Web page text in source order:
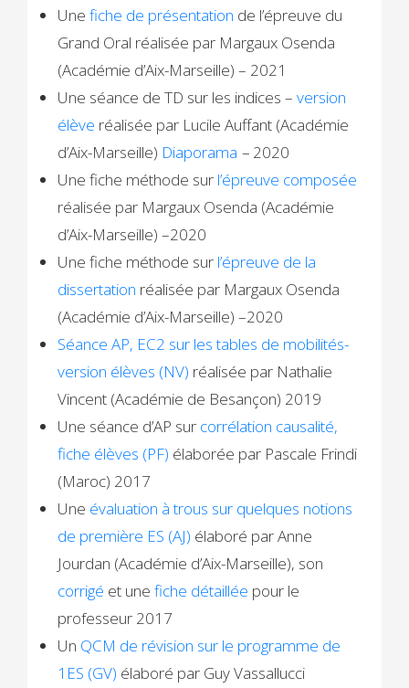
Unefiche de présentation de l’épreuve du
Grand Oral réalisée par Margaux Osenda
(Académie d’Aix-Marseille) – 2021
Une séance de TD sur les indices –version
élève réalisée par Lucile Auffant (Académie
d’Aix-Marseille) Diaporama – 2020
Une fiche méthode sur l’épreuve composée
réalisée par Margaux Osenda (Académie
d’Aix-Marseille) –2020
Une fiche méthode sur l’épreuve de la
dissertation réalisée par Margaux Osenda
(Académie d’Aix-Marseille) –2020
Séance AP, EC2 sur les tables de mobilités-
version élèves (NV) réalisée par Nathalie
Vincent (Académie de Besançon) 2019
Une séance d’AP sur corrélation causalité,
fiche élèves (PF) élaborée par Pascale Frindi
(Maroc) 2017
Une évaluation à trous sur quelques notions
de première ES (AJ) élaboré par Anne
Jourdan (Académie d’Aix-Marseille), son
corrigé et unefiche détaillée pour le
professeur 2017
Un QCM de révision sur le programme de
1ES (GV) élaboré par Guy Vassallucci